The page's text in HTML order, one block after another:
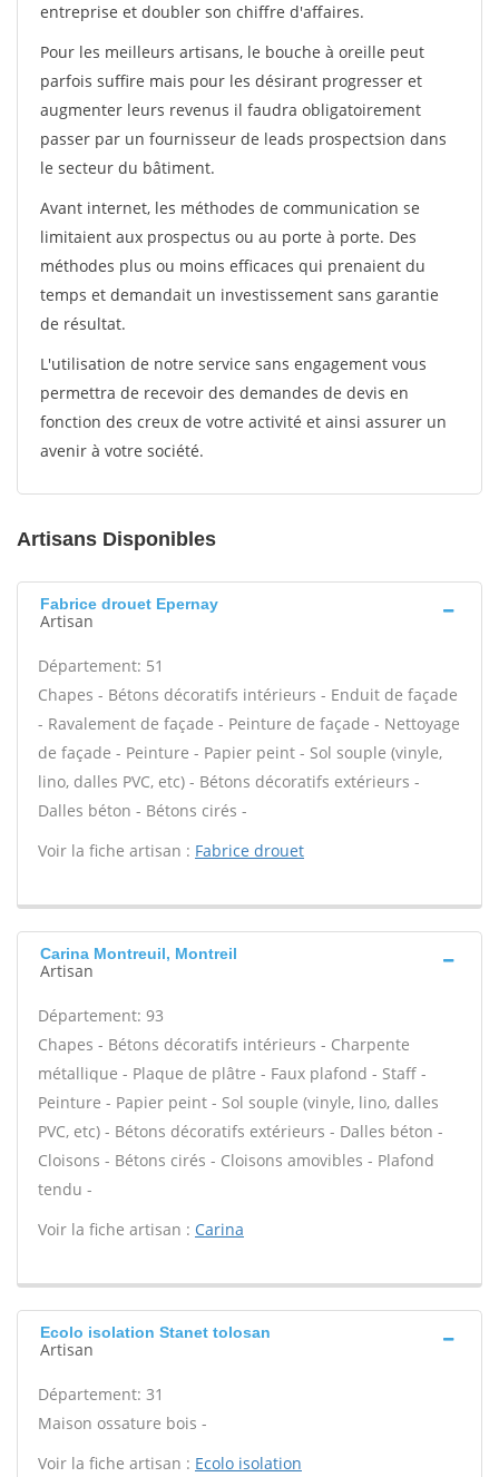
entreprise et doubler son chiffre d'affaires.
Pour les meilleurs artisans, le bouche à oreille peut
parfois suffire mais pour les désirant progresser et
augmenter leurs revenus il faudra obligatoirement
passer par un fournisseur de leads prospectsion dans
le secteur du bâtiment.
Avant internet, les méthodes de communication se
limitaient aux prospectus ou au porte à porte. Des
méthodes plus ou moins efficaces qui prenaient du
temps et demandait un investissement sans garantie
de résultat.
L'utilisation de notre service sans engagement vous
permettra de recevoir des demandes de devis en
fonction des creux de votre activité et ainsi assurer un
avenir à votre société.
Artisans Disponibles
Fabrice drouet Epernay
Artisan
Département: 51
Chapes - Bétons décoratifs intérieurs - Enduit de façade
- Ravalement de façade - Peinture de façade - Nettoyage
de façade - Peinture - Papier peint - Sol souple (vinyle,
lino, dalles PVC, etc) - Bétons décoratifs extérieurs -
Dalles béton - Bétons cirés -
Voir la fiche artisan : Fabrice drouet
Carina Montreuil, Montreil
Artisan
Département: 93
Chapes - Bétons décoratifs intérieurs - Charpente
métallique - Plaque de plâtre - Faux plafond - Staff -
Peinture - Papier peint - Sol souple (vinyle, lino, dalles
PVC, etc) - Bétons décoratifs extérieurs - Dalles béton -
Cloisons - Bétons cirés - Cloisons amovibles - Plafond
tendu -
Voir la fiche artisan : Carina
Ecolo isolation Stanet tolosan
Artisan
Département: 31
Maison ossature bois -
Voir la fiche artisan : Ecolo isolation